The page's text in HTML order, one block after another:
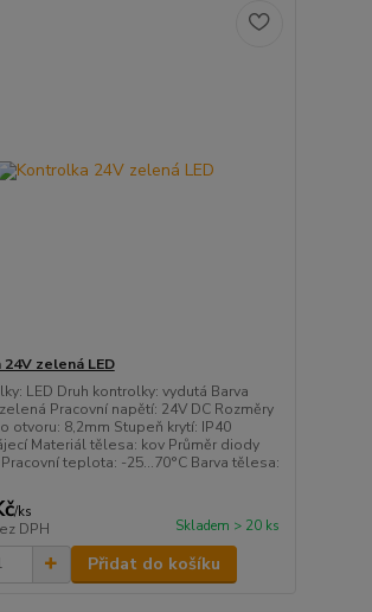
zelená LED
LED Druh kontrolky: vydutá Barva
Pracovní napětí: 24V DC Rozměry
otvoru: 8,2mm Stupeň krytí: IP40
Materiál tělesa: kov Průměr diody
teplota: -25...70°C Barva tělesa:
/ks
DPH Skladem > 20 ks
Přidat do košíku